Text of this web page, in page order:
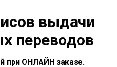
выдачи
переводов
при ОНЛАЙН заказе.